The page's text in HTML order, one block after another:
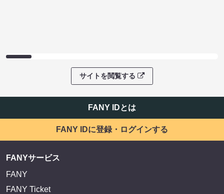
サイトを閲覧する
FANY IDとは
FANY IDに登録・ログインする
FANYサービス
FANY
FANY Ticket